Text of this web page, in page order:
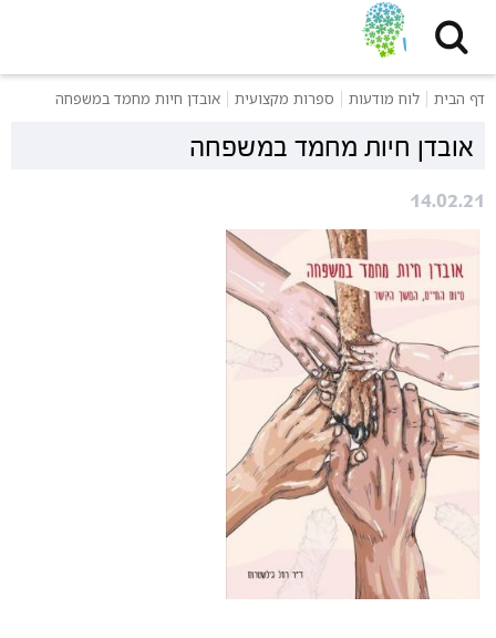
דף הבית לוח מודעות ספרות מקצועית אובדן חיות מחמד במשפחה
אובדן חיות מחמד במשפחה
14.02.21